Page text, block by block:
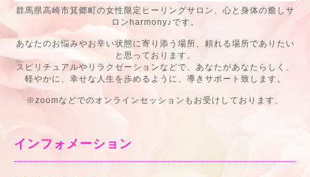
群馬県高崎市箕郷町の女性限定ヒーリングサロン、心と身体の癒しサ
ロンharmony♪です。
あなたのお悩みやお辛い状態に寄り添う場所、頼れる場所でありたい
と思っております。
スピリチュアルやリラクゼーションなどで、あなたがあなたらしく、
軽やかに、幸せな人生を歩めるように、導きサポート致します。
※zoomなどでのオンラインセッションもお受けしております、
インフォメーション